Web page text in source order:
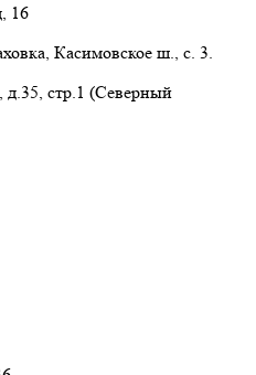
16
Касимовское ш., с. 3.
д.35, стр.1 (Северный